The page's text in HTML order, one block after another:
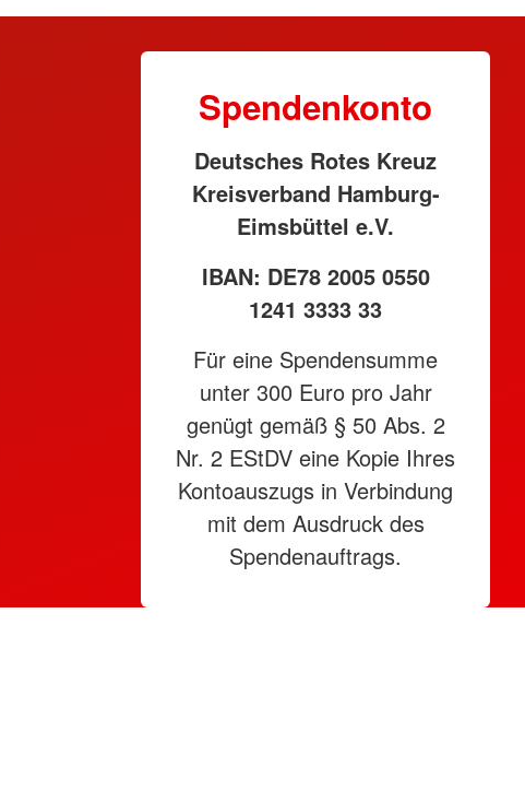
Spendenkonto
Deutsches Rotes Kreuz
Kreisverband Hamburg-
Eimsbüttel e.V.
IBAN: DE78 2005 0550
1241 3333 33
Für eine Spendensumme
unter 300 Euro pro Jahr
genügt gemäß § 50 Abs. 2
Nr. 2 EStDV eine Kopie Ihres
Kontoauszugs in Verbindung
mit dem Ausdruck des
Spendenauftrags.